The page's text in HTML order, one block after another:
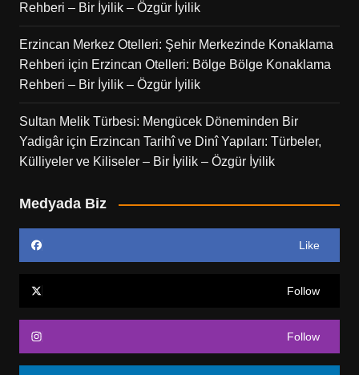
Rehberi – Bir İyilik – Özgür İyilik
Erzincan Merkez Otelleri: Şehir Merkezinde Konaklama
Rehberi için Erzincan Otelleri: Bölge Bölge Konaklama
Rehberi – Bir İyilik – Özgür İyilik
Sultan Melik Türbesi: Mengücek Döneminden Bir
Yadigâriçin Erzincan Tarihî ve Dinî Yapıları: Türbeler,
Külliyeler ve Kiliseler – Bir İyilik – Özgür İyilik
Medyada Biz
Like
Follow
Follow